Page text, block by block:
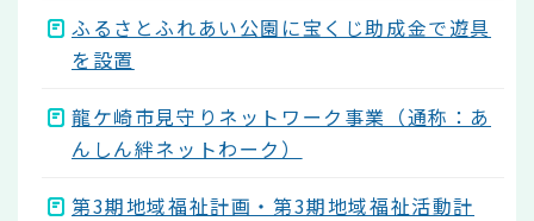
ふるさとふれあい公園に宝くじ助成金で遊具
を設置
龍ケ崎市見守りネットワーク事業（通称：あ
んしん絆ネットわーク）
第3期地域福祉計画・第3期地域福祉活動計